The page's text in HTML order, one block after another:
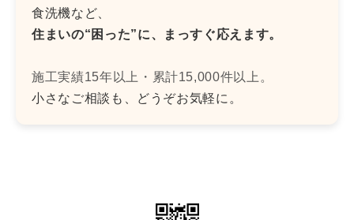
食洗機など、
住まいの“困った”に、まっすぐ応えます。
施工実績15年以上・累計15,000件以上。
小さなご相談も、どうぞお気軽に。